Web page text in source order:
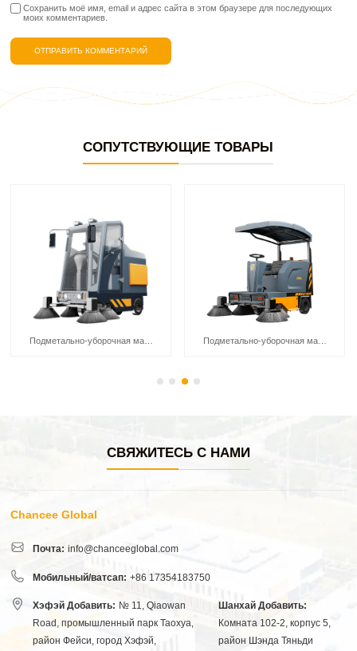
Сохранить моё имя, email и адрес сайта в этом браузере для последующих
моих комментариев.
СОПУТСТВУЮЩИЕ ТОВАРЫ
Подметально-уборочная машина Chancee U190CAR Подметально-уборочная машина Chancee U190P
СВЯЖИТЕСЬ С НАМИ
Chancee Global
Почта: info@chanceeglobal.com
Мобильный/ватсап: +86 17354183750
Хэфэй Добавить: № 11, Qiaowan
Road, промышленный парк Таохуа,
район Фейси, город Хэфэй,
Шанхай Добавить:
Комната 102-2, корпус 5,
район Шэнда Тяньди